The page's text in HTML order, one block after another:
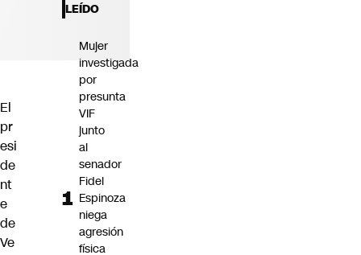
El
pr
esi
de
nt
e
de
Ve
LEÍDO
Mujer
investigada
por
presunta
VIF
junto
al
senador
Fidel
Espinoza
niega
agresión
física